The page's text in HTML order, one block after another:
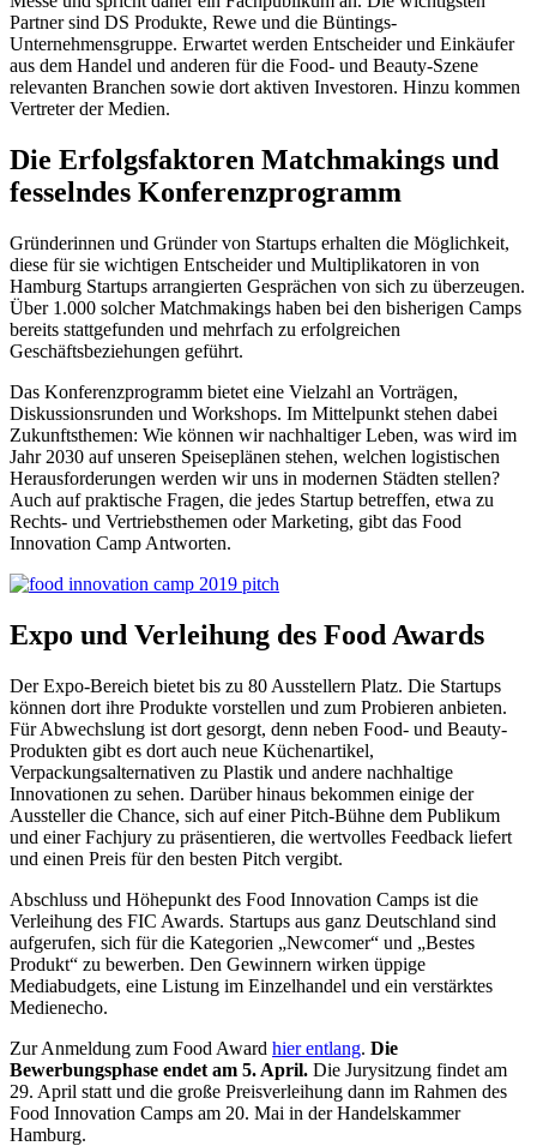
Partner sind DS Produkte, Rewe und die Büntings-
Unternehmensgruppe. Erwartet werden Entscheider und Einkäufer
aus dem Handel und anderen für die Food- und Beauty-Szene
relevanten Branchen sowie dort aktiven Investoren. Hinzu kommen
Vertreter der Medien.
Die Erfolgsfaktoren Matchmakings und
fesselndes Konferenzprogramm
Gründerinnen und Gründer von Startups erhalten die Möglichkeit,
diese für sie wichtigen Entscheider und Multiplikatoren in von
Hamburg Startups arrangierten Gesprächen von sich zu überzeugen.
Über 1.000 solcher Matchmakings haben bei den bisherigen Camps
bereits stattgefunden und mehrfach zu erfolgreichen
Geschäftsbeziehungen geführt.
Das Konferenzprogramm bietet eine Vielzahl an Vorträgen,
Diskussionsrunden und Workshops. Im Mittelpunkt stehen dabei
Zukunftsthemen: Wie können wir nachhaltiger Leben, was wird im
Jahr 2030 auf unseren Speiseplänen stehen, welchen logistischen
Herausforderungen werden wir uns in modernen Städten stellen?
Auch auf praktische Fragen, die jedes Startup betreffen, etwa zu
Rechts- und Vertriebsthemen oder Marketing, gibt das Food
Innovation Camp Antworten.
Expo und Verleihung des Food Awards
Der Expo-Bereich bietet bis zu 80 Ausstellern Platz. Die Startups
können dort ihre Produkte vorstellen und zum Probieren anbieten.
Für Abwechslung ist dort gesorgt, denn neben Food- und Beauty-
Produkten gibt es dort auch neue Küchenartikel,
Verpackungsalternativen zu Plastik und andere nachhaltige
Innovationen zu sehen. Darüber hinaus bekommen einige der
Aussteller die Chance, sich auf einer Pitch-Bühne dem Publikum
und einer Fachjury zu präsentieren, die wertvolles Feedback liefert
und einen Preis für den besten Pitch vergibt.
Abschluss und Höhepunkt des Food Innovation Camps ist die
Verleihung des FIC Awards. Startups aus ganz Deutschland sind
aufgerufen, sich für die Kategorien „Newcomer“ und „Bestes
Produkt“ zu bewerben. Den Gewinnern wirken üppige
Mediabudgets, eine Listung im Einzelhandel und ein verstärktes
Medienecho.
Zur Anmeldung zum Food Award hier entlang. Die
Bewerbungsphase endet am 5. April. Die Jurysitzung findet am
29. April statt und die große Preisverleihung dann im Rahmen des
Food Innovation Camps am 20. Mai in der Handelskammer
Hamburg.